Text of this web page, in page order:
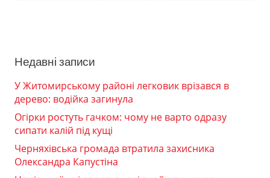
Недавні записи
У Житомирському районі легковик врізався в
дерево: водійка загинула
Огірки ростуть гачком: чому не варто одразу
сипати калій під кущі
Черняхівська громада втратила захисника
Олександра Капустіна